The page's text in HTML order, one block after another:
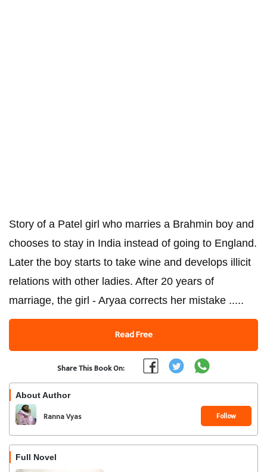
Story of a Patel girl who marries a Brahmin boy and
chooses to stay in India instead of going to England.
Later the boy starts to take wine and develops illicit
relations with other ladies. After 20 years of
marriage, the girl - Aryaa corrects her mistake .....
Read Free
Share This Book On:
About Author
Ranna Vyas Follow
Full Novel